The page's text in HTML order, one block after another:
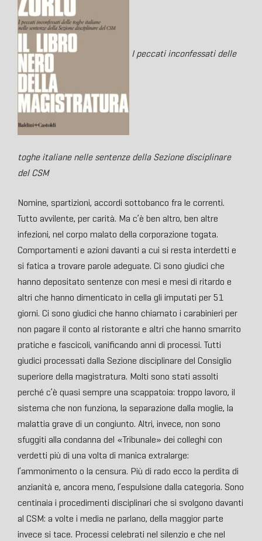
I peccati inconfessati delle
toghe italiane nelle sentenze della Sezione disciplinare
del CSM
Nomine, spartizioni, accordi sottobanco fra le correnti.
Tutto avvilente, per carità. Ma c’è ben altro, ben altre
infezioni, nel corpo malato della corporazione togata.
Comportamenti e azioni davanti a cui si resta interdetti e
si fatica a trovare parole adeguate. Ci sono giudici che
hanno depositato sentenze con mesi e mesi di ritardo e
altri che hanno dimenticato in cella gli imputati per 51
giorni. Ci sono giudici che hanno chiamato i carabinieri per
non pagare il conto al ristorante e altri che hanno smarrito
pratiche e fascicoli, vanificando anni di processi. Tutti
giudici processati dalla Sezione disciplinare del Consiglio
superiore della magistratura. Molti sono stati assolti
perché c’è quasi sempre una scappatoia: troppo lavoro, il
sistema che non funziona, la separazione dalla moglie, la
malattia grave di un congiunto. Altri, invece, non sono
sfuggiti alla condanna del «Tribunale» dei colleghi con
verdetti più di una volta di manica extralarge:
l’ammonimento o la censura. Più di rado ecco la perdita di
anzianità e, ancora meno, l’espulsione dalla categoria. Sono
centinaia i procedimenti disciplinari che si svolgono davanti
al CSM: a volte i media ne parlano, della maggior parte
invece si tace. Processi celebrati nel silenzio e che nel